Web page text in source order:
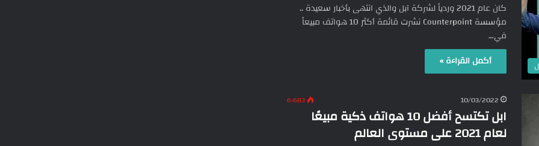
كان عام 2021 وردياً لشركة آبل والذي انتهى بأخبار سعيدة ..
مؤسسة Counterpoint نشرت قائمة أكثر 10 هواتف مبيعاً
في…
أكمل القراءة »
10/03/2022 6٬683
ابل تكتسح أفضل 10 هواتف ذكية مبيعًا
لعام 2021 على مستوى العالم